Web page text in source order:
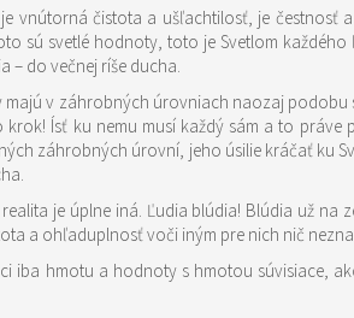
čistota a ušľachtilosť, je čestnosť a
– do večnej ríše ducha.
v záhrobných úrovniach naozaj podobu
Ísť ku nemu musí každý sám a to
záhrobných úrovní, jeho úsilie kráčať ku
je úplne iná. Ľudia blúdia! Blúdia už
a ohľaduplnosť voči iným pre nich nič
iba hmotu a hodnoty s hmotou súvisiace,